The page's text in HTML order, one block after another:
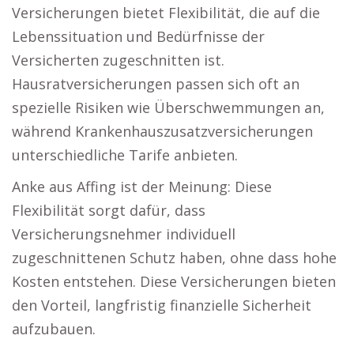
Versicherungen bietet Flexibilität, die auf die
Lebenssituation und Bedürfnisse der
Versicherten zugeschnitten ist.
Hausratversicherungen passen sich oft an
spezielle Risiken wie Überschwemmungen an,
während Krankenhauszusatzversicherungen
unterschiedliche Tarife anbieten.
Anke aus Affing ist der Meinung: Diese
Flexibilität sorgt dafür, dass
Versicherungsnehmer individuell
zugeschnittenen Schutz haben, ohne dass hohe
Kosten entstehen. Diese Versicherungen bieten
den Vorteil, langfristig finanzielle Sicherheit
aufzubauen.